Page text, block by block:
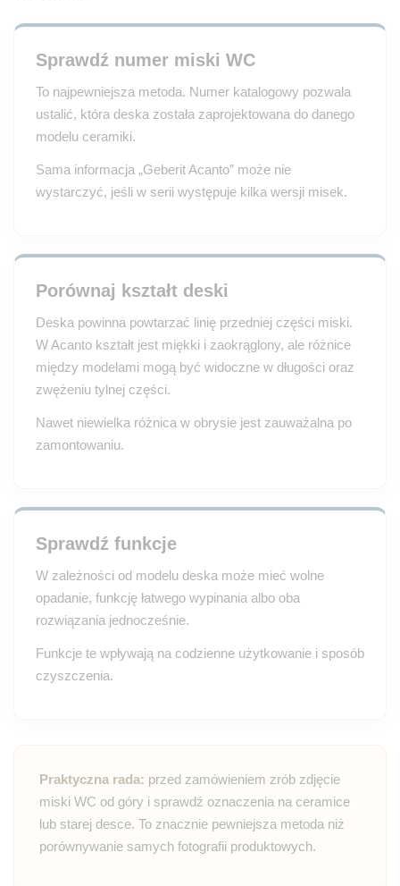
Sprawdź numer miski WC
To najpewniejsza metoda. Numer katalogowy pozwala
ustalić, która deska została zaprojektowana do danego
modelu ceramiki.
Sama informacja „Geberit Acanto” może nie
wystarczyć, jeśli w serii występuje kilka wersji misek.
Porównaj kształt deski
Deska powinna powtarzać linię przedniej części miski.
W Acanto kształt jest miękki i zaokrąglony, ale różnice
między modelami mogą być widoczne w długości oraz
zwężeniu tylnej części.
Nawet niewielka różnica w obrysie jest zauważalna po
zamontowaniu.
Sprawdź funkcje
W zależności od modelu deska może mieć wolne
opadanie, funkcję łatwego wypinania albo oba
rozwiązania jednocześnie.
Funkcje te wpływają na codzienne użytkowanie i sposób
czyszczenia.
Praktyczna rada: przed zamówieniem zrób zdjęcie
miski WC od góry i sprawdź oznaczenia na ceramice
lub starej desce. To znacznie pewniejsza metoda niż
porównywanie samych fotografii produktowych.